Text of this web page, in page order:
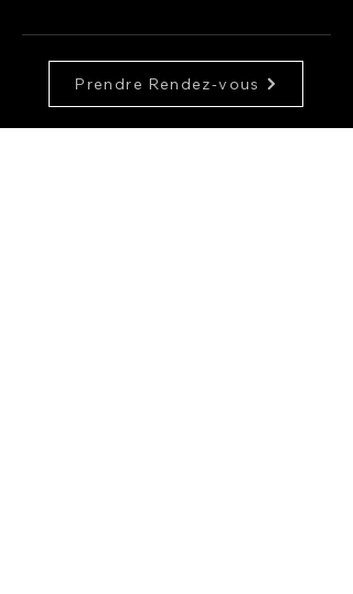
Prendre Rendez-vous